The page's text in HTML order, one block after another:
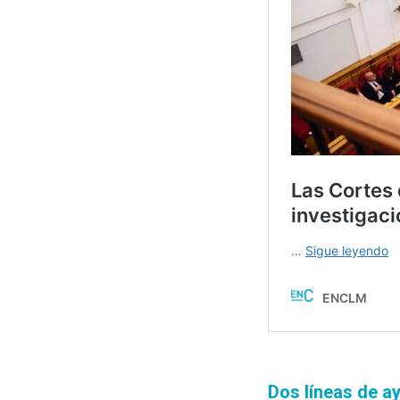
Dos líneas de